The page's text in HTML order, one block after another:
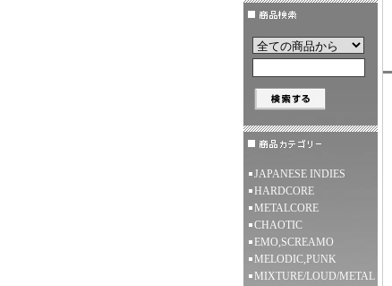
JAPANESE INDIES
HARDCORE
METALCORE
CHAOTIC
EMO,SCREAMO
MELODIC,PUNK
MIXTURE/LOUD/METAL